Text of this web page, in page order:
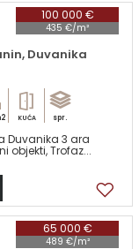
100 000 €
435 €/m²
Duvanika
KUĆA spr.
Duvanika 3 ara
objekti, Trofaz...
65 000 €
489 €/m²